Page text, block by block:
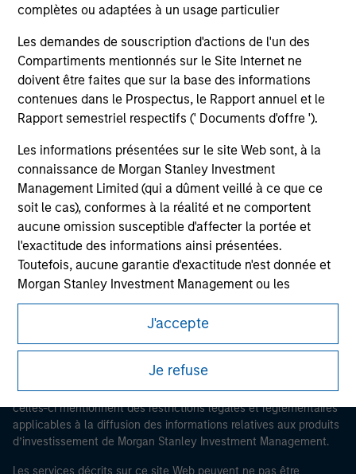
complètes ou adaptées à un usage particulier
Les demandes de souscription d'actions de l'un des
Compartiments mentionnés sur le Site Internet ne
doivent être faites que sur la base des informations
contenues dans le Prospectus, le Rapport annuel et le
Rapport semestriel respectifs (' Documents d'offre ').
Les informations présentées sur le site Web sont, à la
connaissance de Morgan Stanley Investment
Management Limited (qui a dûment veillé à ce que ce
soit le cas), conformes à la réalité et ne comportent
aucune omission susceptible d'affecter la portée et
l'exactitude des informations ainsi présentées.
Toutefois, aucune garantie d'exactitude n'est donnée et
Morgan Stanley Investment Management ou les
membres affiliés n'acceptent aucune responsabilité
pour toute erreur ou omission de tiers.
Les professionnels du secteur financier sont contraints
de respecter certaines obligations destinées à
empêcher l’utilisation de fonds d’investissement à des
fins de blanchiment d’argent. Par conséquent, une
procédure d’identification des souscripteurs est
imposée. Morgan Stanley Investment Management
Limited peut procéder à des vérifications et d’autres
J'accepte
Je refuse
Morgan Stanley
Morgan Stanley Careers
Ce document est une communication promotionnelle.
Les utilisateurs sont invités à prendre connaissance des
conditions d’utilisation avant d’engager toute procédure, car
celles-ci mentionnent des restrictions légales et réglementaires
applicables à la diffusion des informations relatives aux produits
d’investissement de Morgan Stanley Investment Management.
Les services décrits sur ce site Web peuvent ne pas être